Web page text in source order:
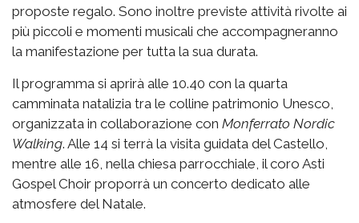
proposte regalo. Sono inoltre previste attività rivolte ai
più piccoli e momenti musicali che accompagneranno
la manifestazione per tutta la sua durata.
Il programma si aprirà alle 10.40 con la quarta
camminata natalizia tra le colline patrimonio Unesco,
organizzata in collaborazione con Monferrato Nordic
Walking. Alle 14 si terrà la visita guidata del Castello,
mentre alle 16, nella chiesa parrocchiale, il coro Asti
Gospel Choir proporrà un concerto dedicato alle
atmosfere del Natale.